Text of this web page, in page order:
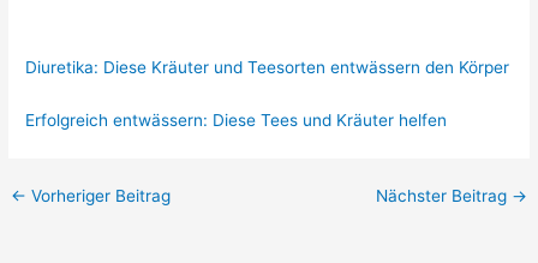
Diuretika: Diese Kräuter und Teesorten entwässern den Körper
Erfolgreich entwässern: Diese Tees und Kräuter helfen
← Vorheriger Beitrag Nächster Beitrag →